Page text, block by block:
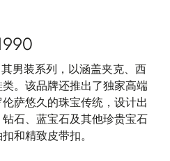
男装系列，以涵盖夹克、西
。该品牌还推出了独家高端
萨悠久的珠宝传统，设计出
石、蓝宝石及其他珍贵宝石
和精致皮带扣。